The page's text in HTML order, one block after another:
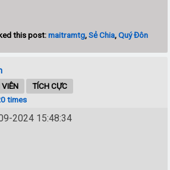
this post:maitramtg,Sẻ Chia,Quý Đôn
TÍCH CỰC
times
2024 15:48:34